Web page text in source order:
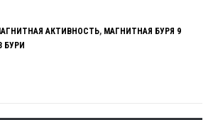
АКТИВНОСТЬ, МАГНИТНАЯ БУРЯ 9
БУРИ